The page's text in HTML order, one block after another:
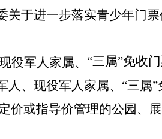
关于进一步落实青少年门
役军人家属、 “三属”免收
人、现役军人家属、“三属
价或指导价管理的公园、